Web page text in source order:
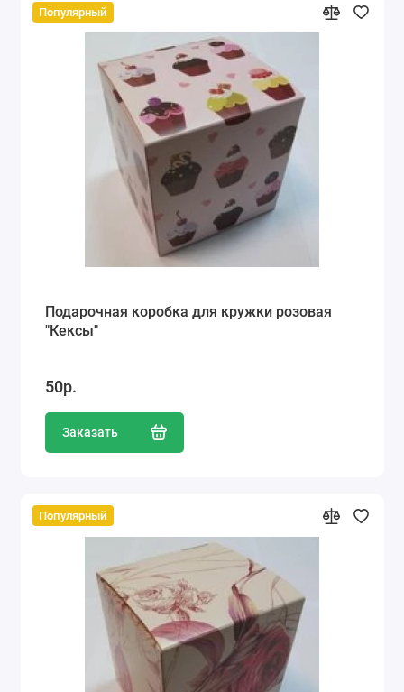
Популярный
Подарочная коробка для кружки розовая
"Кексы"
50р.
Заказать
Популярный